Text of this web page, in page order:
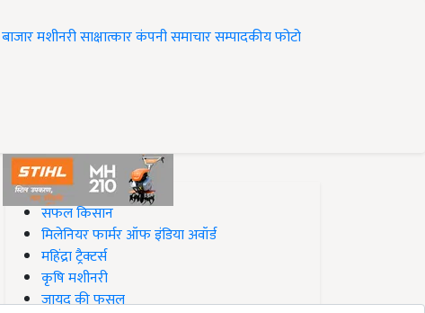
बाजारमशीनरीसाक्षात्कारकंपनी समाचारसम्पादकीयफोटो
#Top on Krishi Jagran
सफल किसान
मिलेनियर फार्मर ऑफ इंडिया अवॉर्ड
महिंद्रा ट्रैक्टर्स
कृषि मशीनरी
जायद की फसल